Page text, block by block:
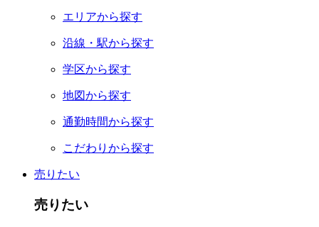
エリアから探す
沿線・駅から探す
学区から探す
地図から探す
通勤時間から探す
こだわりから探す
売りたい
売りたい